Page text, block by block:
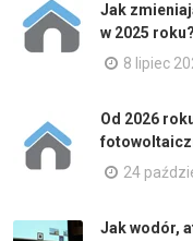
Jak
w 2025 roku?
8 lipiec
Od 2026
24
Jak wodór,